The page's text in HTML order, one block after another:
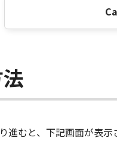
進むと、下記画面が表示